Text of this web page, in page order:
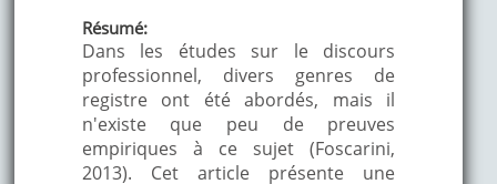
Résumé:
Dans les études sur le discours
professionnel, divers genres de
registre ont été abordés, mais il
n'existe que peu de preuves
empiriques à ce sujet (Foscarini,
2013). Cet article présente une